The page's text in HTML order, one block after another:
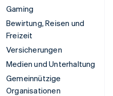
Gaming
Bewirtung, Reisen und
Freizeit
Versicherungen
Medien und Unterhaltung
Gemeinnützige
Organisationen